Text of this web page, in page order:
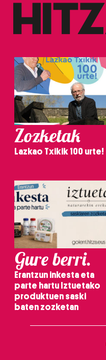
Zozketak
Lazkao Txikik 100 urte!
Gure berri.
Erantzun inkesta eta
parte hartu Iztuetako
produktuen saski
baten zozketan